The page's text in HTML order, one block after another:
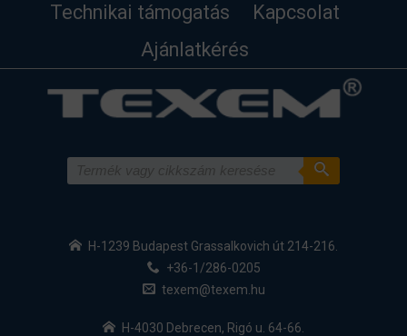
Technikai támogatás
Kapcsolat
Ajánlatkérés
H-1239 Budapest Grassalkovich út 214-216.
+36-1/286-0205
texem@texem.hu
H-4030 Debrecen, Rigó u. 64-66.